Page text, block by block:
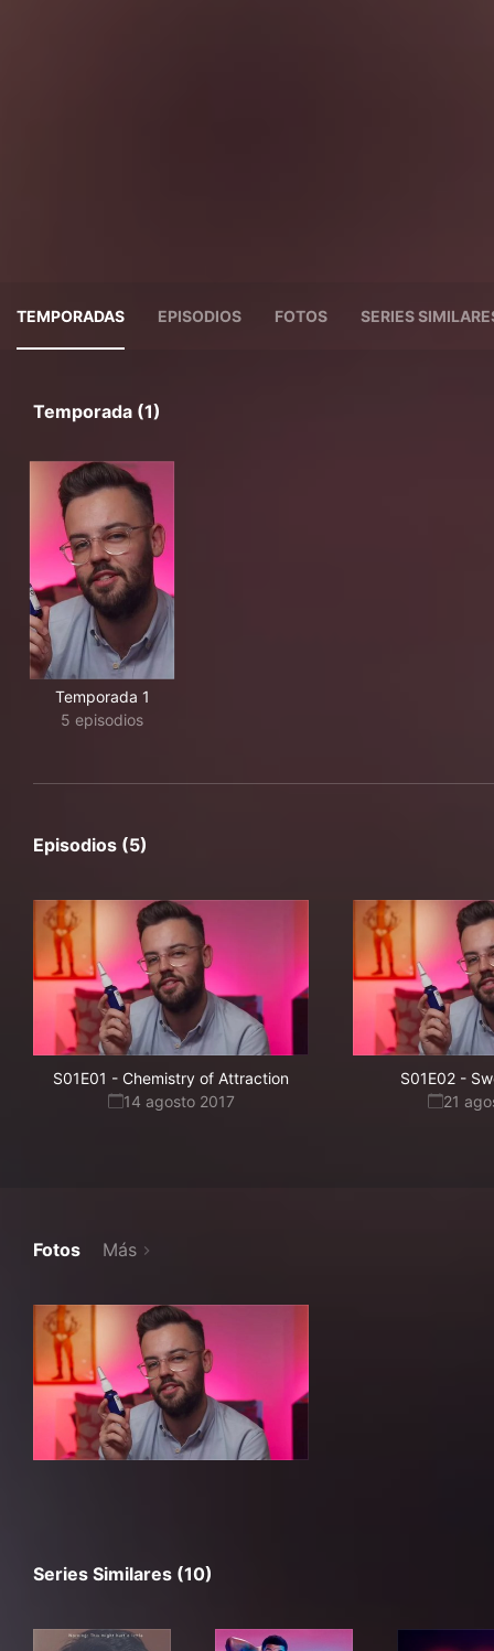
TEMPORADAS EPISODIOS FOTOS SERIES
Temporada (1)
Temporada 1
5 episodios
Episodios (5)
S01E01 - Chemistry of Attraction
14 agosto 2017
S01E02 -
21
Fotos Más
Series Similares (10)